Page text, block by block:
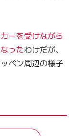
ーを受けながら
ったわけだが、
ペン周辺の様子